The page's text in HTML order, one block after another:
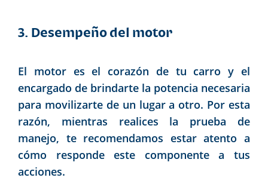
3. Desempeño del motor
El motor es el corazón de tu carro y el
encargado de brindarte la potencia necesaria
para movilizarte de un lugar a otro. Por esta
razón, mientras realices la prueba de
manejo, te recomendamos estar atento a
cómo responde este componente a tus
acciones.